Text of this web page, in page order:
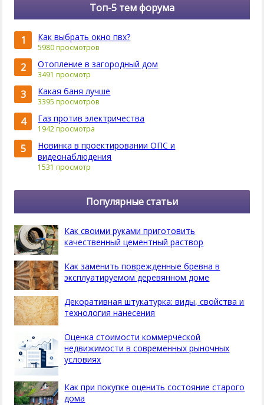
Топ-5 тем форума
1 Как выбрать окно пвх?
5980 просмотров
2 Отопление в загородный дом
3491 просмотр
3 Какая баня лучше
3395 просмотров
4 Газ против электричества
1942 просмотра
5
Новинка в проектировании ОПС и
видеонаблюдения
1531 просмотр
Популярные статьи
Как своими руками приготовить
качественный цементный раствор
Как заменить поврежденные бревна в
эксплуатируемом деревянном доме
Декоративная штукатурка: виды, свойства и
технология нанесения
Оценка стоимости коммерческой
недвижимости в современных рыночных
условиях
Как при покупке оценить состояние старого
дома